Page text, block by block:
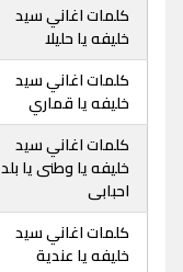
كلمات اغاني سيد
خليفه يا حليلا
كلمات اغاني سيد
خليفه يا قماري
كلمات اغاني سيد
خليفه يا وطنى يا بلد
احبابى
كلمات اغاني سيد
خليفه يا عندية